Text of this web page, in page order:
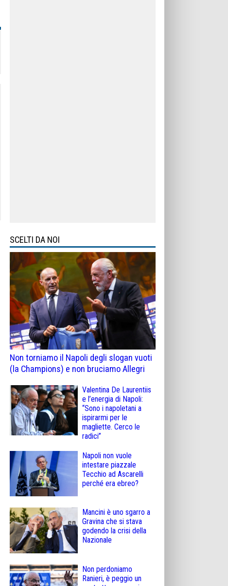
SCELTI DA NOI
Non torniamo il Napoli degli slogan vuoti
(la Champions) e non bruciamo Allegri
Valentina De Laurentiis
e l’energia di Napoli:
“Sono i napoletani a
ispirarmi per le
magliette. Cerco le
radici”
Napoli non vuole
intestare piazzale
Tecchio ad Ascarelli
perché era ebreo?
Mancini è uno sgarro a
Gravina che si stava
godendo la crisi della
Nazionale
Non perdoniamo
Ranieri, è peggio un